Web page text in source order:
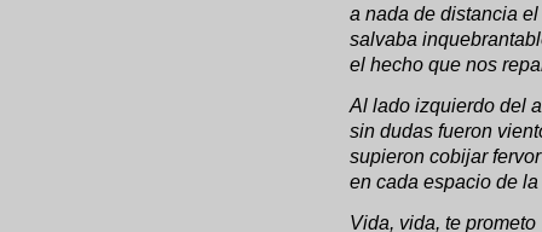
a nada de distancia
salvaba
el hecho que nos
Al lado izquierdo del
sin dudas fueron
supieron cobijar fervor
en cada espacio de
Vida, vida, te prometo